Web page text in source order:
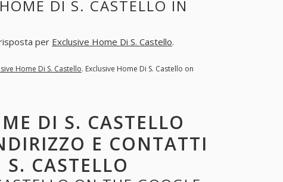
DI S. CASTELLO IN
per Exclusive Home Di S. Castello.
Home Di S. Castello. Exclusive Home Di S. Castello on
DI S. CASTELLO
E CONTATTI
CASTELLO